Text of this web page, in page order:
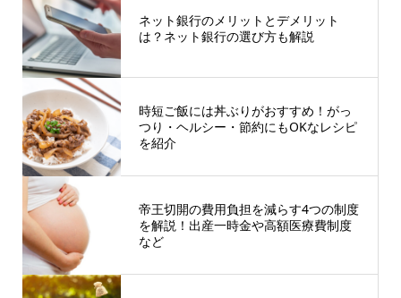
ネット銀行のメリットとデメリット
は？ネット銀行の選び方も解説
時短ご飯には丼ぶりがおすすめ！がっ
つり・ヘルシー・節約にもOKなレシピ
を紹介
帝王切開の費用負担を減らす4つの制度
を解説！出産一時金や高額医療費制度
など